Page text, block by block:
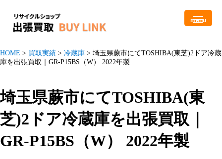
menu
HOME > 買取実績 > 冷蔵庫 > 埼玉県蕨市にてTOSHIBA(東芝)2ドア冷蔵
庫を出張買取｜GR-P15BS（W） 2022年製
埼玉県蕨市にてTOSHIBA(東
芝)2ドア冷蔵庫を出張買取｜
GR-P15BS（W） 2022年製